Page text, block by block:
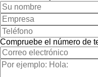
Compruebe el número de